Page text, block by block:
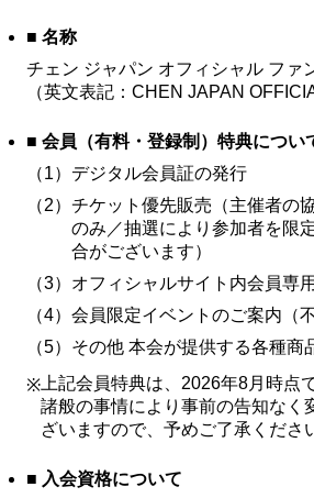
MEMBERSHIP
会員特典
FANCLUB
FC NEWS
FCニュース
GALLERY
ギャラリー
VIDEO
ビデオ
MEMBERSHIP CARD
メンバシップカード
CONTACT
お問い合わせ
■ 名称
チェン ジャパン オフィシャル ファ
（英文表記：CHEN JAPAN
■ 会員（有料・登録制）特典につい
（1） デジタル会員証の発行
（2） チケット優先販売（主催者の
のみ／抽選により参加者を限
合がございます）
（3） オフィシャルサイト内会員専
（4） 会員限定イベントのご案内（不
（5） その他 本会が提供する各種商
※ 上記会員特典は、2026年8月時点
諸般の事情により事前の告知なく
ざいますので、予めご了承くださ
■ 入会資格について